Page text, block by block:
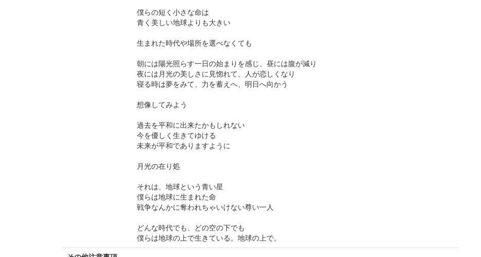
僕らの短く小さな命は
青く美しい地球よりも大きい
生まれた時代や場所を選べなくても
朝には陽光照らす一日の始まりを感じ、昼には腹が減り
夜には月光の美しさに見惚れて、人が恋しくなり
寝る時は夢をみて、力を蓄えへ、明日へ向かう
想像してみよう
過去を平和に出来たかもしれない
今を優しく生きてゆける
未来が平和でありますように
月光の在り処
それは、地球という青い星
僕らは地球に生まれた命
戦争なんかに奪われちゃいけない尊い一人
どんな時代でも、どの空の下でも
僕らは地球の上で生きている。地球の上で。